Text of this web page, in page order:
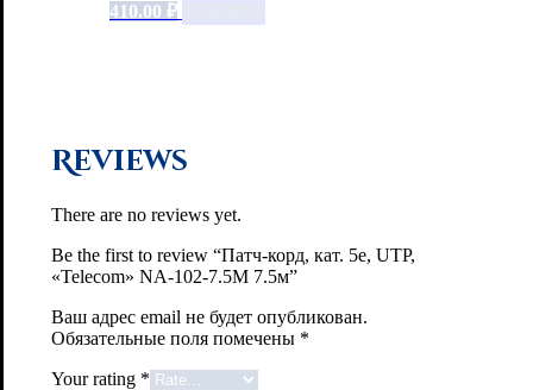
410.00 ₽
Reviews
There are no reviews yet.
Be the first to review “Патч-корд, кат. 5е, UTP,
«Telecom» NA-102-7.5M 7.5м”
Ваш адрес email не будет опубликован.
Обязательные поля помечены *
Your rating *